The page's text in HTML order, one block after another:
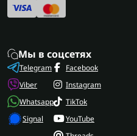
Мы в соцсетях
Telegram
Viber
Whatsapp
Signal
Facebook
Instagram
TikTok
YouTube